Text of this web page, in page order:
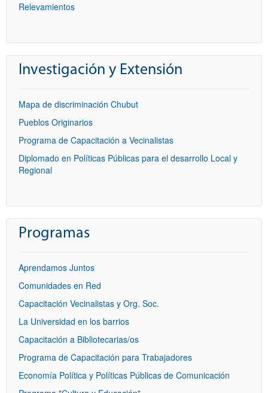
Relevamientos
Investigación y Extensión
Mapa de discriminación Chubut
Pueblos Originarios
Programa de Capacitación a Vecinalistas
Diplomado en Políticas Públicas para el desarrollo Local y
Regional
Programas
Aprendamos Juntos
Comunidades en Red
Capacitación Vecinalistas y Org. Soc.
La Universidad en los barrios
Capacitación a Bibliotecarias/os
Programa de Capacitación para Trabajadores
Economía Política y Políticas Públicas de Comunicación